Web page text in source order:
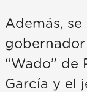
Además,
“Wado” de
García y el